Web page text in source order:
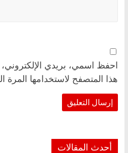
احفظ اسمي، بريدي الإلكتروني،
هذا المتصفح لاستخدامها المرة
أحدث المقالات